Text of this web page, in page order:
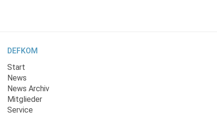
DEFKOM
Start
News
News Archiv
Mitglieder
Service